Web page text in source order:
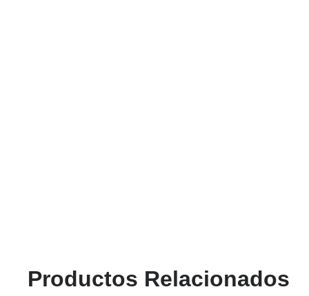
Productos Relacionados